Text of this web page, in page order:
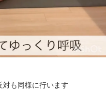
も同様に行います